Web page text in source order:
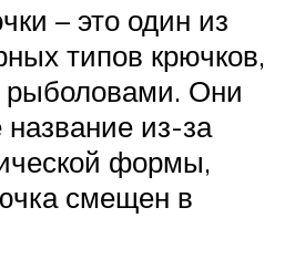
– это один из
типов крючков,
рыболовами. Они
из-за
формы,
смещен в